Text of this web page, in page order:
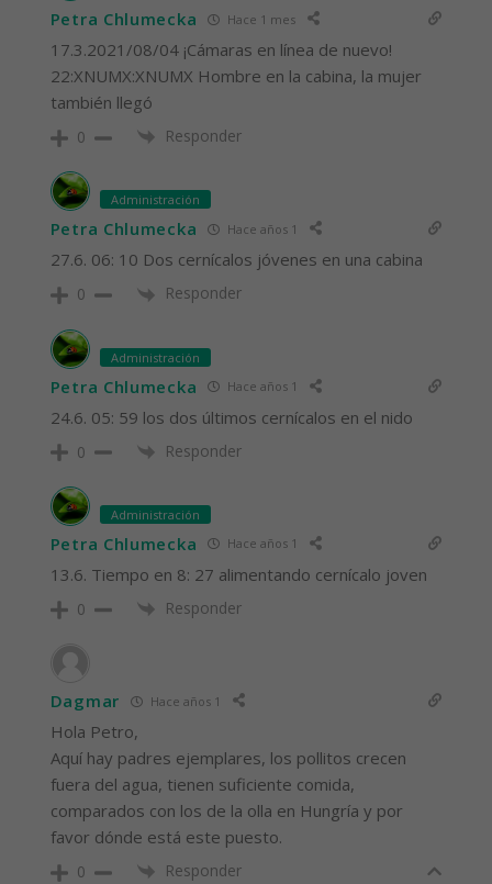
Petra Chlumecka Hace 1 mes
17.3.2021/08/04 ¡Cámaras en línea de nuevo!
22:XNUMX:XNUMX Hombre en la cabina, la mujer
también llegó
0 Responder
Administración
Petra Chlumecka Hace años 1
27.6. 06: 10 Dos cernícalos jóvenes en una cabina
0 Responder
Administración
Petra Chlumecka Hace años 1
24.6. 05: 59 los dos últimos cernícalos en el nido
0 Responder
Administración
Petra Chlumecka Hace años 1
13.6. Tiempo en 8: 27 alimentando cernícalo joven
0 Responder
Dagmar Hace años 1
Hola Petro,
Aquí hay padres ejemplares, los pollitos crecen
fuera del agua, tienen suficiente comida,
comparados con los de la olla en Hungría y por
favor dónde está este puesto.
0 Responder